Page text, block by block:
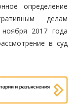
определение
делам
2017 года
в суд